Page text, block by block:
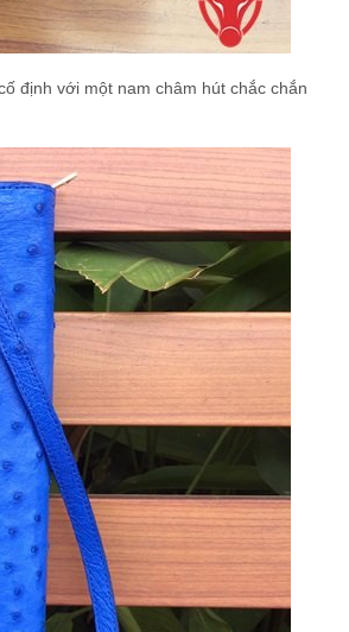
định với một nam châm hút chắc chắn